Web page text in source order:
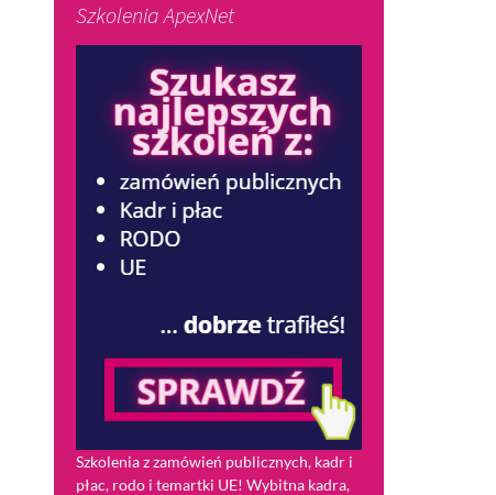
Szkolenia ApexNet
Szkolenia z zamówień publicznych, kadr i
płac, rodo i temartki UE! Wybitna kadra,